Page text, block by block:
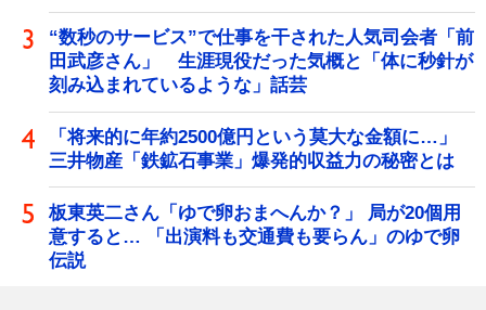
“数秒のサービス”で仕事を干された人気司会者「前
田武彦さん」 生涯現役だった気概と「体に秒針が
刻み込まれているような」話芸
「将来的に年約2500億円という莫大な金額に…」
三井物産「鉄鉱石事業」爆発的収益力の秘密とは
板東英二さん「ゆで卵おまへんか？」 局が20個用
意すると… 「出演料も交通費も要らん」のゆで卵
伝説